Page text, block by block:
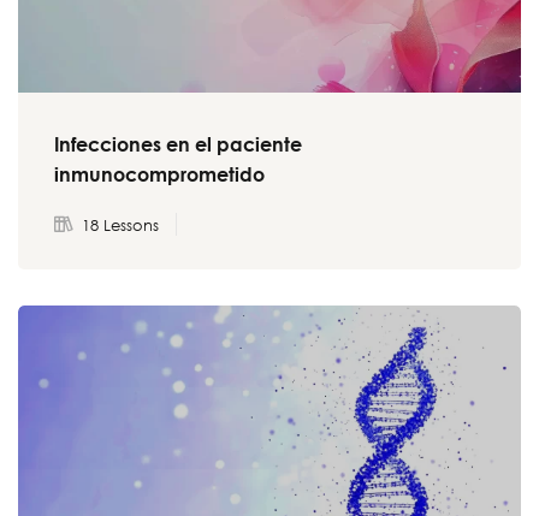
Infecciones en el paciente
inmunocomprometido
18 Lessons